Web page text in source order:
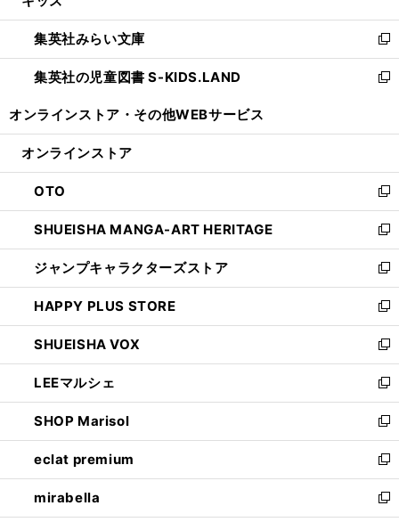
開
く
ウ
で
開
く
ン
ド
ウ
で
ウ
ィ
ン
ド
開
集英社みらい文庫
新
し
い
ン
ウ
で
開
く
集英社の児童図書 S-KIDS.LAND
新
ウ
ン
ド
ウ
で
開
く
オンラインストア・ その他WEBサービス
オンラインストア
OTO
新
し
い
ウ
ィ
ン
ド
ウ
で
開
く
SHUEISHA MANGA-ART HERITAGE
新
し
い
ウ
ィ
ン
ド
ウ
で
開
く
ジャンプキャラクターズストア
新
し
い
ウ
ィ
ン
ド
ウ
で
開
く
HAPPY PLUS STORE
新
し
い
ウ
ィ
ン
ド
ウ
で
開
く
SHUEISHA VOX
新
し
い
ウ
ィ
ン
ド
ウ
で
開
LEEマルシェ
新
し
い
ウ
ィ
ン
ド
ウ
SHOP Marisol
新
し
い
ウ
ィ
ン
eclat premium
新
し
い
mirabella
新